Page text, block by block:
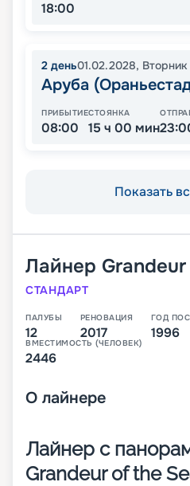
18:00
2 день01.02.2028, Вторник
Аруба
ПРИБЫТИЕ
08:00
СТОЯНКА
15 ч 00 мин
Показать
Лайнер
СТАНДАРТ
ПАЛУБЫ
12
РЕНОВАЦИЯ
2017
ГОД
1996
ВМЕСТИМОСТЬ (ЧЕЛОВЕК)
2446
О лайнере
Лайнер с
Grandeur of the